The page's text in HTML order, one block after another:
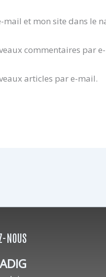
mail et mon site dans le
commentaires par
articles par e-mail.
NOUS